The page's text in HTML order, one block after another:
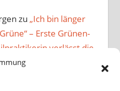
zu „Ich bin länger
– Erste Grünen-
verlässt die
den Anti-
bestätigt hat